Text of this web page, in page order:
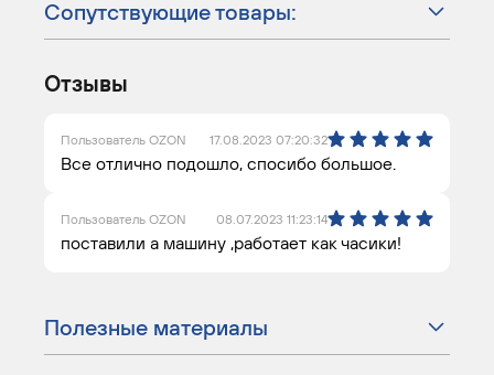
Сопутствующие товары:
Отзывы
Пользователь OZON 17.08.2023 07:20:32
Все отлично подошло, спосибо большое.
Пользователь OZON 08.07.2023 11:23:14
поставили а машину ,работает как часики!
Полезные материалы